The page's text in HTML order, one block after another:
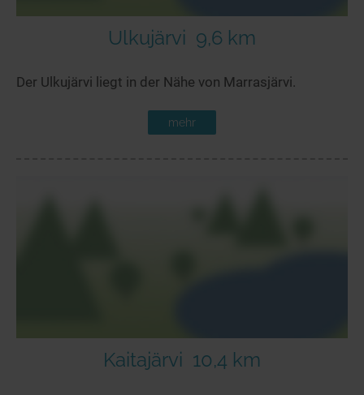
Ulkujärvi 9,6 km
Der Ulkujärvi liegt in der Nähe von Marrasjärvi.
mehr
Kaitajärvi 10,4 km